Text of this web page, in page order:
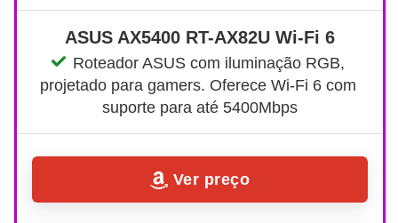
ASUS AX5400 RT-AX82U Wi-Fi 6
Roteador ASUS com iluminação RGB,
projetado para gamers. Oferece Wi-Fi 6 com
suporte para até 5400Mbps
Ver preço